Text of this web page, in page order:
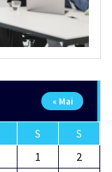
S
S
1
2
« Mai